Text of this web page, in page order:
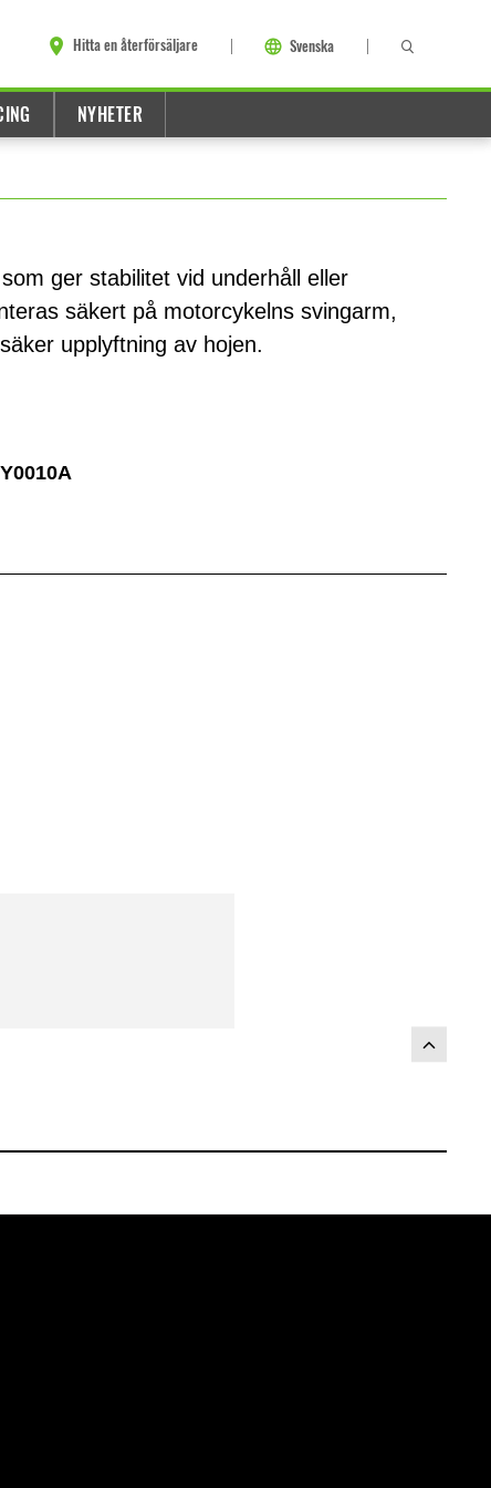
Hitta en återförsäljare Svenska
NYHETER
ger stabilitet vid underhåll eller
säkert på motorcykelns svingarm,
upplyftning av hojen.